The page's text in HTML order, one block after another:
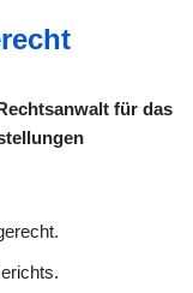
für das